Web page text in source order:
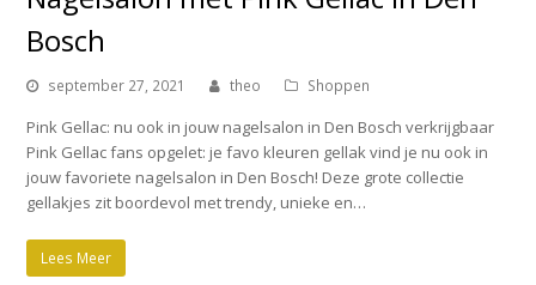
Bosch
september 27, 2021 theo Shoppen
Pink Gellac: nu ook in jouw nagelsalon in Den Bosch verkrijgbaar
Pink Gellac fans opgelet: je favo kleuren gellak vind je nu ook in
jouw favoriete nagelsalon in Den Bosch! Deze grote collectie
gellakjes zit boordevol met trendy, unieke en…
Lees Meer